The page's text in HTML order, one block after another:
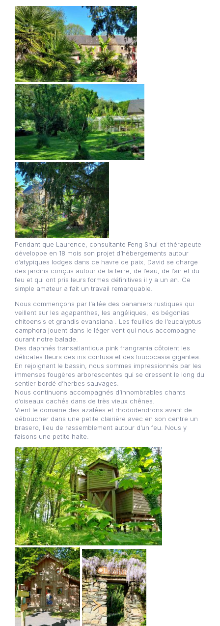
Pendant que Laurence, consultante Feng Shui et thérapeute
développe en 18 mois son projet d’hébergements autour
d’atypiques lodges dans ce havre de paix, David se charge
des jardins conçus autour de la terre, de l’eau, de l’air et du
feu et qui ont pris leurs formes définitives il y a un an. Ce
simple amateur a fait un travail remarquable.
Nous commençons par l’allée des bananiers rustiques qui
veillent sur les agapanthes, les angéliques, les bégonias
chitoensis et grandis evansiana . Les feuilles de l’eucalyptus
camphora jouent dans le léger vent qui nous accompagne
durant notre balade.
Des daphnés transatlantiqua pink frangrania côtoient les
délicates fleurs des iris confusa et des loucocasia gigantea.
En rejoignant le bassin, nous sommes impressionnés par les
immenses fougères arborescentes qui se dressent le long du
sentier bordé d’herbes sauvages.
Nous continuons accompagnés d’innombrables chants
d’oiseaux cachés dans de très vieux chênes.
Vient le domaine des azalées et rhododendrons avant de
déboucher dans une petite clairière avec en son centre un
brasero, lieu de rassemblement autour d’un feu. Nous y
faisons une petite halte.